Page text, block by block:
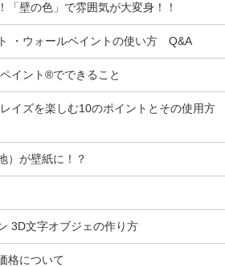
「壁の色」で雰囲気が大変身！！
・ウォールペイントの使い方 Q&A
イント®でできること
イズを楽しむ10のポイントとその使用方
）が壁紙に！？
3D文字オブジェの作り方
格について